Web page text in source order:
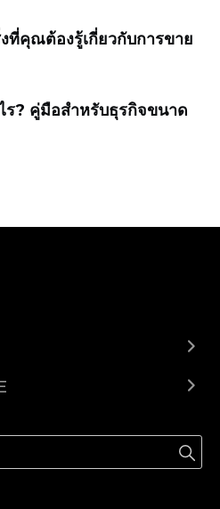
ที่คุณต้องรู้เกี่ยวกับการขาย
? คู่มือสำหรับธุรกิจขนาด